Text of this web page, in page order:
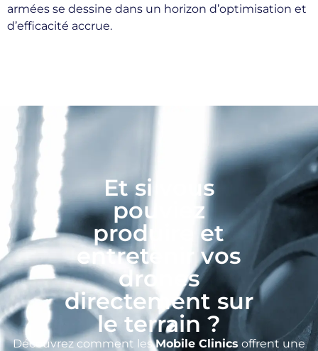
armées se dessine dans un horizon d’optimisation et
d’efficacité accrue.
Et si vous
pouviez
produire et
entretenir vos
drones
directement sur
le terrain ?​
Découvrez comment lesMobile Clinics offrent une